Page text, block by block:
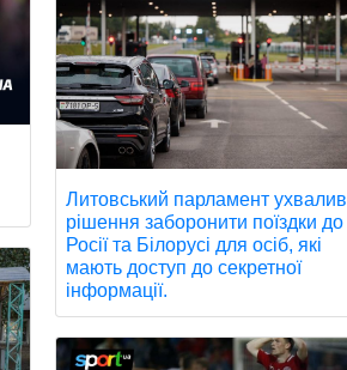
Литовський парламент ухвалив
рішення заборонити поїздки до
Росії та Білорусі для осіб, які
мають доступ до секретної
інформації.